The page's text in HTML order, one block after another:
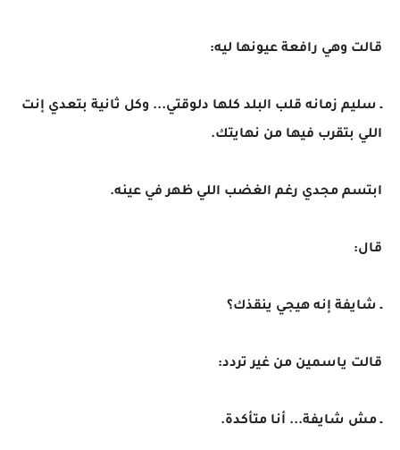
قالت وهي رافعة عيونها ليه:
ـ سليم زمانه قلب البلد كلها دلوقتي... وكل ثانية بتعدي إنت
اللي بتقرب فيها من نهايتك.
ابتسم مجدي رغم الغضب اللي ظهر في عينه.
قال:
ـ شايفة إنه هيجي ينقذك؟
قالت ياسمين من غير تردد:
ـ مش شايفة... أنا متأكدة.